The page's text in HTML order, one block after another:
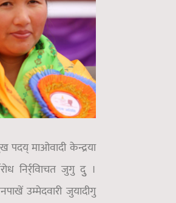
पदय् माओवादी केन्द्रया
निर्र्वािचत जुगु दुु ।
उम्मेदवारी जुयादीगु